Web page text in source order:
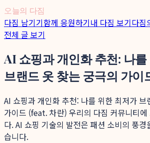
오늘의 다짐
다짐 남기기함께 응원하기내 다짐 보기다짐
전체 글 보기
AI 쇼핑과 개인화 추천: 나
브랜드 옷 찾는 궁극의 가이
AI 쇼핑과 개인화 추천: 나를 위한 최저가 브
가이드 (feat. 차란) 우리의 다짐 커뮤니티에
다. AI 쇼핑 기술의 발전은 패션 소비의 풍경
습니다.